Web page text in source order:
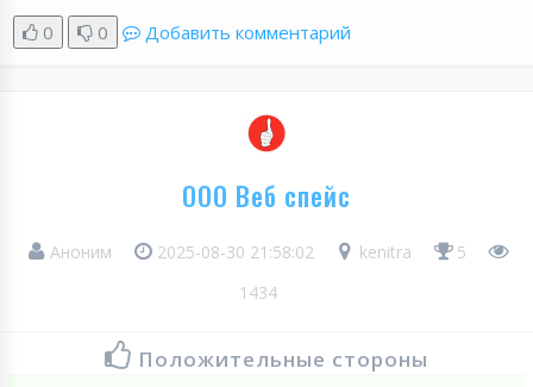
0 0 Добавить комментарий
ООО Веб спейс
Аноним 2025-08-30 21:58:02 kenitra
5
1434
Положительные стороны